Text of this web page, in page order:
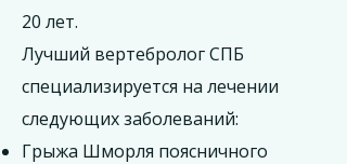
20 лет.
Лучший вертебролог СПБ
специализируется на лечении
следующих заболеваний:
Грыжа Шморля поясничного